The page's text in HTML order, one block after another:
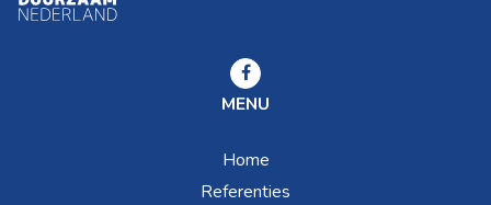
MENU
Home
Referenties